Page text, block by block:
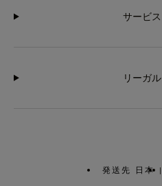
サービス
リーガル
発送先 日本 |